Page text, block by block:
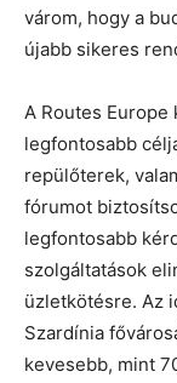
várom, hogy a
újabb sikeres
A Routes
legfontosabb
repülőterek,
fórumot
legfontosabb
szolgáltatások
üzletkötésre. Az
Szardínia
kevesebb, mint